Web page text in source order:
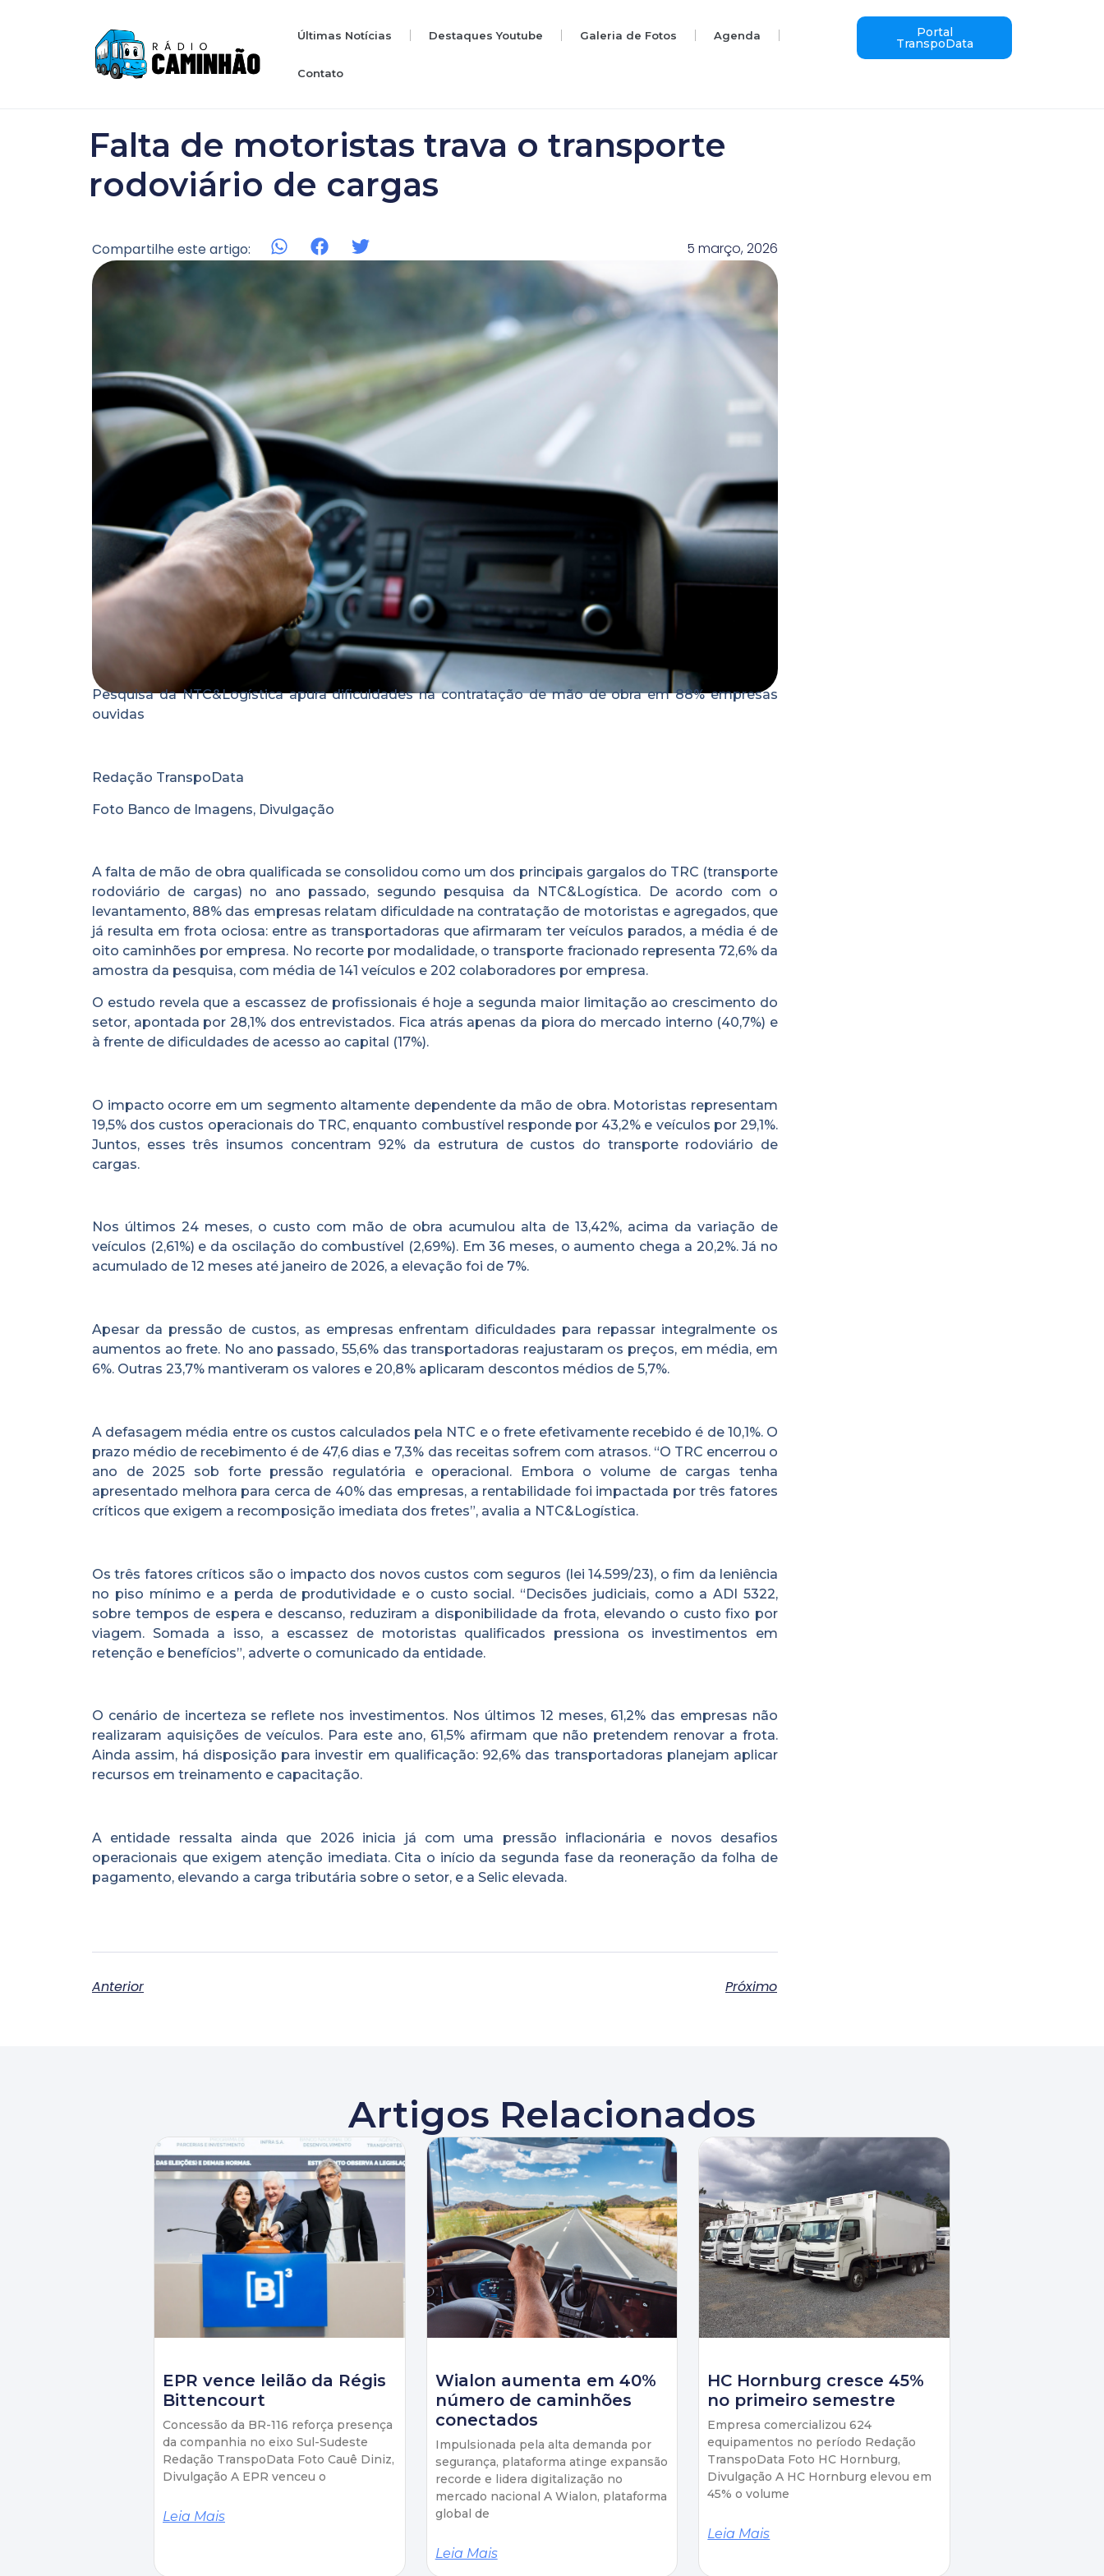
Últimas Notícias Destaques Youtube Galeria de Fotos Agenda
Contato
Portal
TranspoData
Falta de motoristas trava o transporte
rodoviário de cargas
Compartilhe este artigo: 5 março, 2026
Pesquisa da NTC&Logística apura dificuldades na contratação de mão de obra em 88% empresas
ouvidas
Redação TranspoData
Foto Banco de Imagens, Divulgação
A falta de mão de obra qualificada se consolidou como um dos principais gargalos do TRC (transporte
rodoviário de cargas) no ano passado, segundo pesquisa da NTC&Logística. De acordo com o
levantamento, 88% das empresas relatam dificuldade na contratação de motoristas e agregados, que
já resulta em frota ociosa: entre as transportadoras que afirmaram ter veículos parados, a média é de
oito caminhões por empresa. No recorte por modalidade, o transporte fracionado representa 72,6% da
amostra da pesquisa, com média de 141 veículos e 202 colaboradores por empresa.
O estudo revela que a escassez de profissionais é hoje a segunda maior limitação ao crescimento do
setor, apontada por 28,1% dos entrevistados. Fica atrás apenas da piora do mercado interno (40,7%) e
à frente de dificuldades de acesso ao capital (17%).
O impacto ocorre em um segmento altamente dependente da mão de obra. Motoristas representam
19,5% dos custos operacionais do TRC, enquanto combustível responde por 43,2% e veículos por 29,1%.
Juntos, esses três insumos concentram 92% da estrutura de custos do transporte rodoviário de
cargas.
Nos últimos 24 meses, o custo com mão de obra acumulou alta de 13,42%, acima da variação de
veículos (2,61%) e da oscilação do combustível (2,69%). Em 36 meses, o aumento chega a 20,2%. Já no
acumulado de 12 meses até janeiro de 2026, a elevação foi de 7%.
Apesar da pressão de custos, as empresas enfrentam dificuldades para repassar integralmente os
aumentos ao frete. No ano passado, 55,6% das transportadoras reajustaram os preços, em média, em
6%. Outras 23,7% mantiveram os valores e 20,8% aplicaram descontos médios de 5,7%.
A defasagem média entre os custos calculados pela NTC e o frete efetivamente recebido é de 10,1%. O
prazo médio de recebimento é de 47,6 dias e 7,3% das receitas sofrem com atrasos. “O TRC encerrou o
ano de 2025 sob forte pressão regulatória e operacional. Embora o volume de cargas tenha
apresentado melhora para cerca de 40% das empresas, a rentabilidade foi impactada por três fatores
críticos que exigem a recomposição imediata dos fretes”, avalia a NTC&Logística.
Os três fatores críticos são o impacto dos novos custos com seguros (lei 14.599/23), o fim da leniência
no piso mínimo e a perda de produtividade e o custo social. “Decisões judiciais, como a ADI 5322,
sobre tempos de espera e descanso, reduziram a disponibilidade da frota, elevando o custo fixo por
viagem. Somada a isso, a escassez de motoristas qualificados pressiona os investimentos em
retenção e benefícios”, adverte o comunicado da entidade.
O cenário de incerteza se reflete nos investimentos. Nos últimos 12 meses, 61,2% das empresas não
realizaram aquisições de veículos. Para este ano, 61,5% afirmam que não pretendem renovar a frota.
Ainda assim, há disposição para investir em qualificação: 92,6% das transportadoras planejam aplicar
recursos em treinamento e capacitação.
A entidade ressalta ainda que 2026 inicia já com uma pressão inflacionária e novos desafios
operacionais que exigem atenção imediata. Cita o início da segunda fase da reoneração da folha de
pagamento, elevando a carga tributária sobre o setor, e a Selic elevada.
Anterior Próximo
Artigos Relacionados
EPR vence leilão da Régis
Bittencourt
Concessão da BR-116 reforça presença
da companhia no eixo Sul-Sudeste
Redação TranspoData Foto Cauê Diniz,
Divulgação A EPR venceu o
Leia Mais
Wialon aumenta em 40%
número de caminhões
conectados
Impulsionada pela alta demanda por
segurança, plataforma atinge expansão
recorde e lidera digitalização no
mercado nacional A Wialon, plataforma
global de
Leia Mais
HC Hornburg cresce 45%
no primeiro semestre
Empresa comercializou 624
equipamentos no período Redação
TranspoData Foto HC Hornburg,
Divulgação A HC Hornburg elevou em
45% o volume
Leia Mais